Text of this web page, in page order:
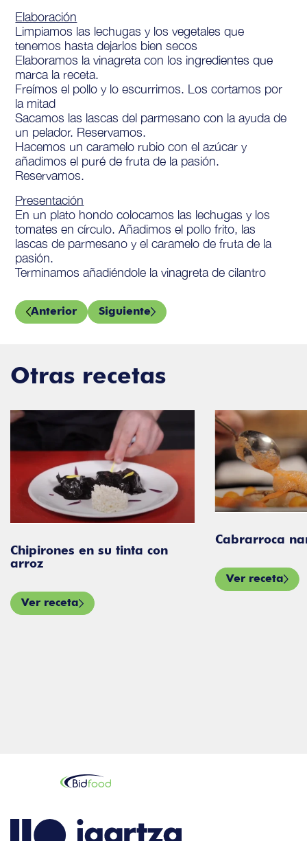
Elaboración
Limpiamos las lechugas y los vegetales que
tenemos hasta dejarlos bien secos
Elaboramos la vinagreta con los ingredientes que
marca la receta.
Freímos el pollo y lo escurrimos. Los cortamos por
la mitad
Sacamos las lascas del parmesano con la ayuda de
un pelador. Reservamos.
Hacemos un caramelo rubio con el azúcar y
añadimos el puré de fruta de la pasión.
Reservamos.
Presentación
En un plato hondo colocamos las lechugas y los
tomates en círculo. Añadimos el pollo frito, las
lascas de parmesano y el caramelo de fruta de la
pasión.
Terminamos añadiéndole la vinagreta de cilantro
Anterior Siguiente
Otras recetas
Chipirones en su tinta con
arroz
Ver receta
Cabrarroca
Ver receta